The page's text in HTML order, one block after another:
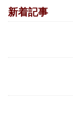
新着記事